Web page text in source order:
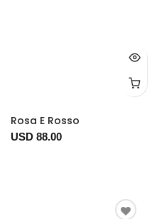
Rosa E Rosso
USD 88.00